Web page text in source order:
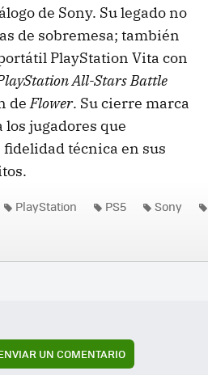
de Sony. Su legado no
de sobremesa; también
PlayStation Vita con
All-Stars Battle
de Flower. Su cierre marca
jugadores que
técnica en sus
PlayStation PS5 Sony
UN COMENTARIO